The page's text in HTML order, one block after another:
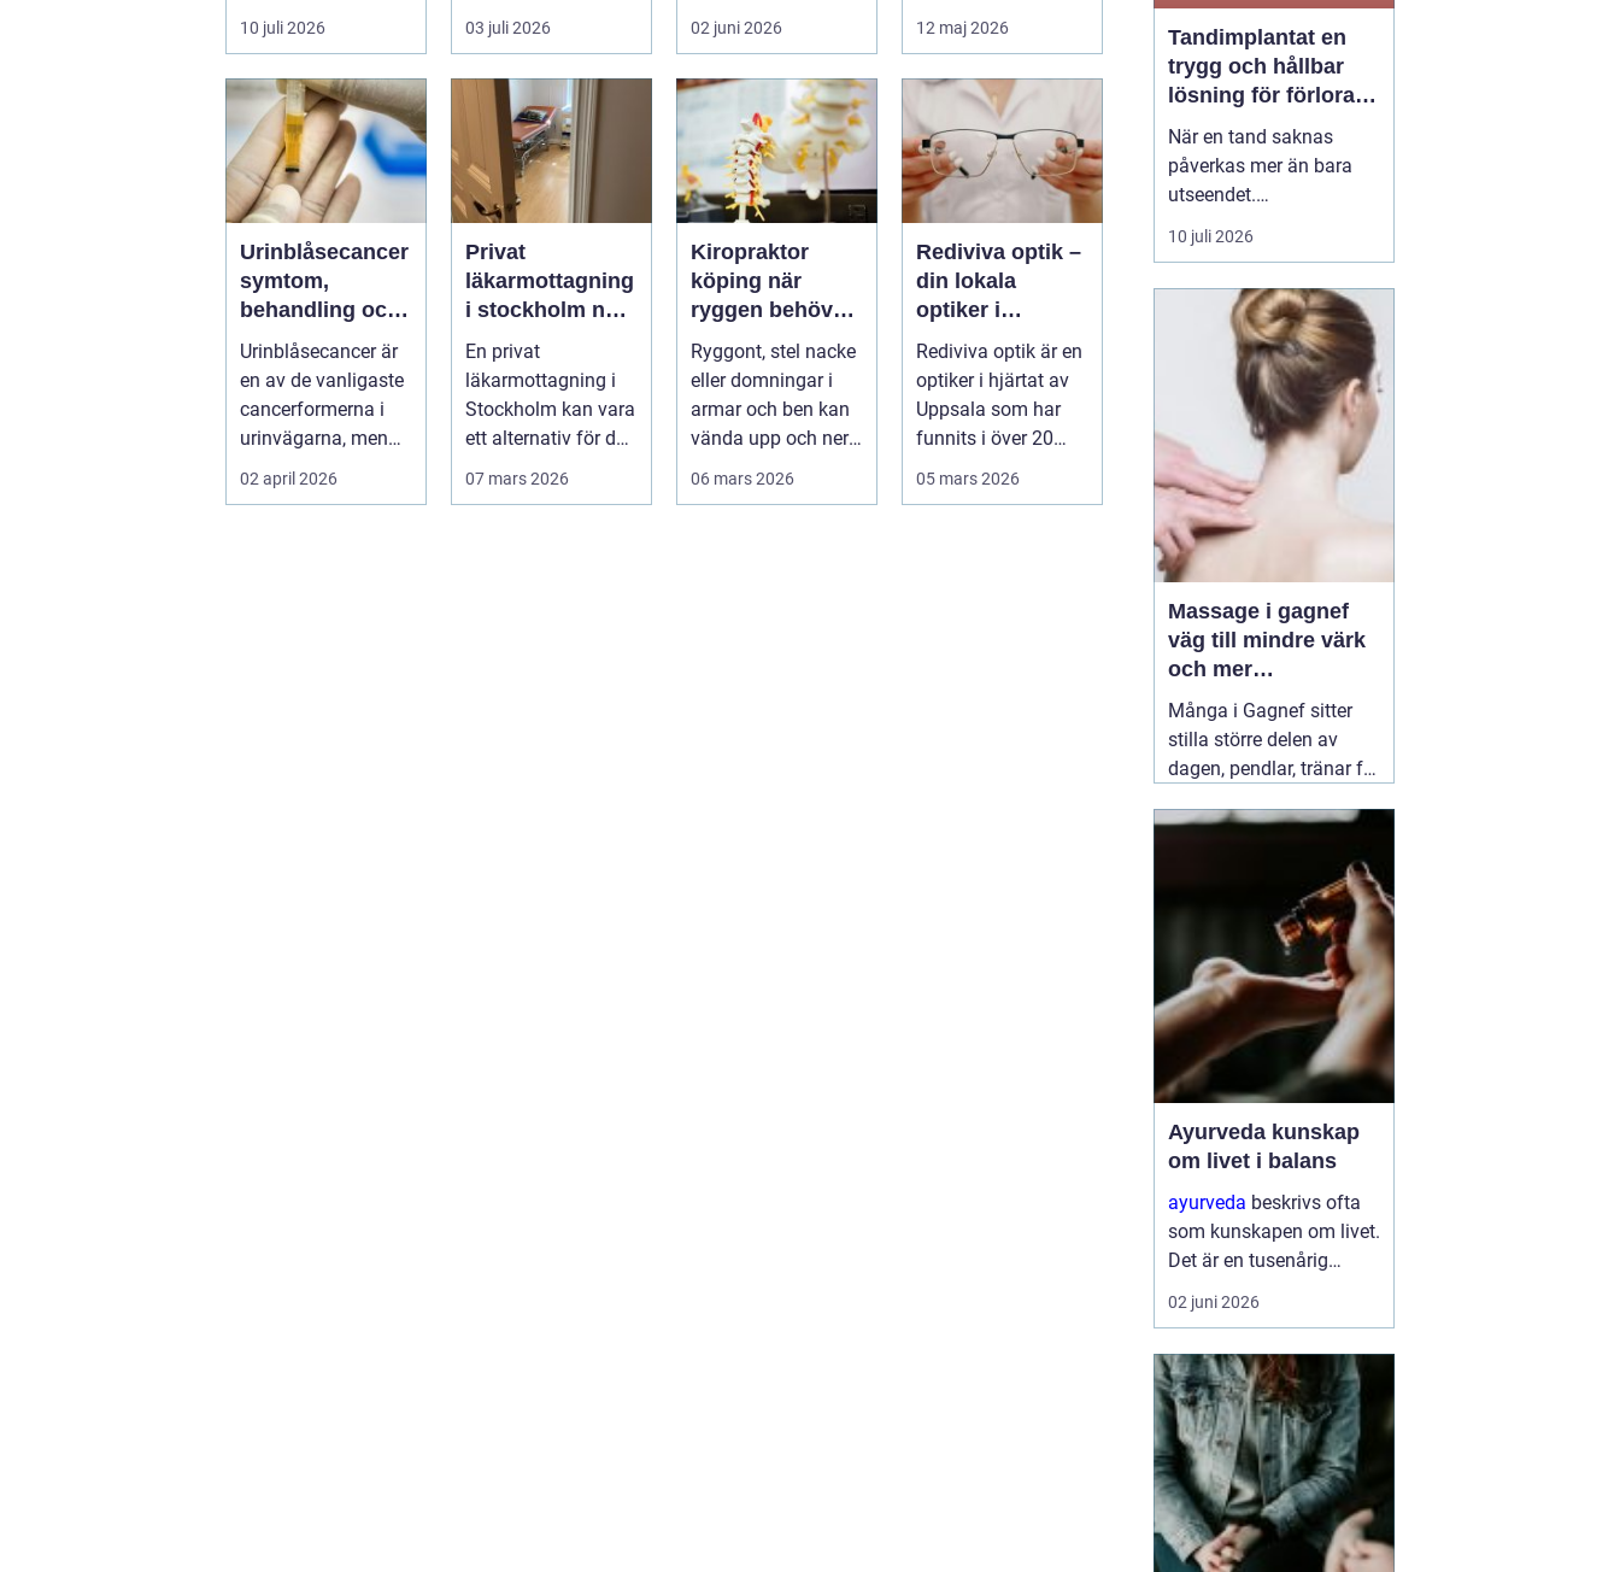
försämras, leendet
förändras och m...
10 juli 2026
hårt eller sover
dåligt. Axl...
03 juli 2026
tradition som väver
samman kropp,...
02 juni 2026
få prata med n&a...
12 maj 2026
Urinblåsecancer
symtom,
behandling och
livet efter
diagnosen
Urinblåsecancer är
en av de vanligaste
cancerformerna i
urinvägarna, men
trots det hamnar
den ofta i...
02 april 2026
Privat
läkarmottagning
i stockholm när
personlig vård
och
specialistkunsk
ap är viktig
En privat
läkarmottagning i
Stockholm kan vara
ett alternativ för den
07 mars 2026
Kiropraktor
köping när
ryggen behöver
mer än vila
Ryggont, stel nacke
eller domningar i
armar och ben kan
vända upp och ner
06 mars 2026
Rediviva optik –
din lokala
optiker i
Uppsala
Rediviva optik är en
optiker i hjärtat av
Uppsala som har
funnits i över 20
05 mars 2026
Tandimplantat en
trygg och hållbar
lösning för förlorade
tänder
När en tand saknas
påverkas mer än bara
utseendet.
Tuggfunktionen
försämras, leendet
blir osäkra i sociala
sammanhang.
tandimplantathar under
de senaste åren blivit en
10 juli 2026
Massage i gagnef
väg till mindre värk
och mer
vardagsenergi
Många i Gagnef sitter
stilla större delen av
dagen, pendlar, tränar för
Axlarna kryper upp mot
värker och huvudvärken
kommer smygande på
eftermiddagen. Då börjar
många03 juli 2026
Ayurveda kunskap
om livet i balans
ayurveda beskrivs ofta
som kunskapen om livet.
Det är en tusenårig
tradition som väver
samman kropp, sinne
stället för att bara
dämpa symptom
försöker ayurvedan
förstå varför v...
02 juni 2026